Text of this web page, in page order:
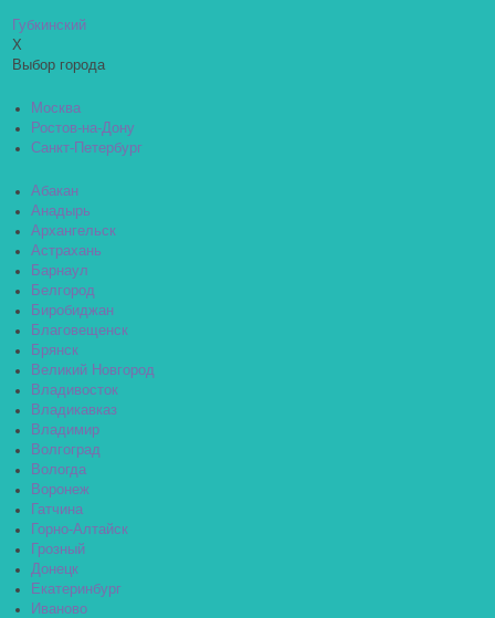
Губкинский
X
Выбор города
Москва
Ростов-на-Дону
Санкт-Петербург
Абакан
Анадырь
Архангельск
Астрахань
Барнаул
Белгород
Биробиджан
Благовещенск
Брянск
Великий Новгород
Владивосток
Владикавказ
Владимир
Волгоград
Вологда
Воронеж
Гатчина
Горно-Алтайск
Грозный
Донецк
Екатеринбург
Иваново